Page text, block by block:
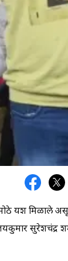
यश मिळाले
सुरेशचंद्र